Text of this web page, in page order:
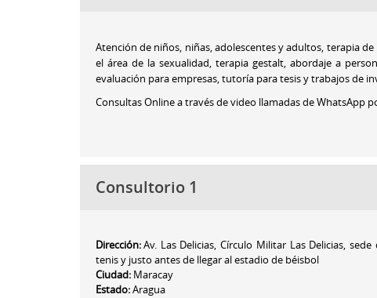
Atención de niños, niñas, adolescentes y adultos, terapia
el área de la sexualidad, terapia gestalt, abordaje a
evaluación para empresas, tutoría para tesis y trabajos de
Consultas Online a través de video llamadas de WhatsApp
Consultorio 1
Dirección:Av. Las Delicias, Círculo Militar Las Delicias,
tenis y justo antes de llegar al estadio de béisbol
Ciudad: Maracay
Estado:Aragua